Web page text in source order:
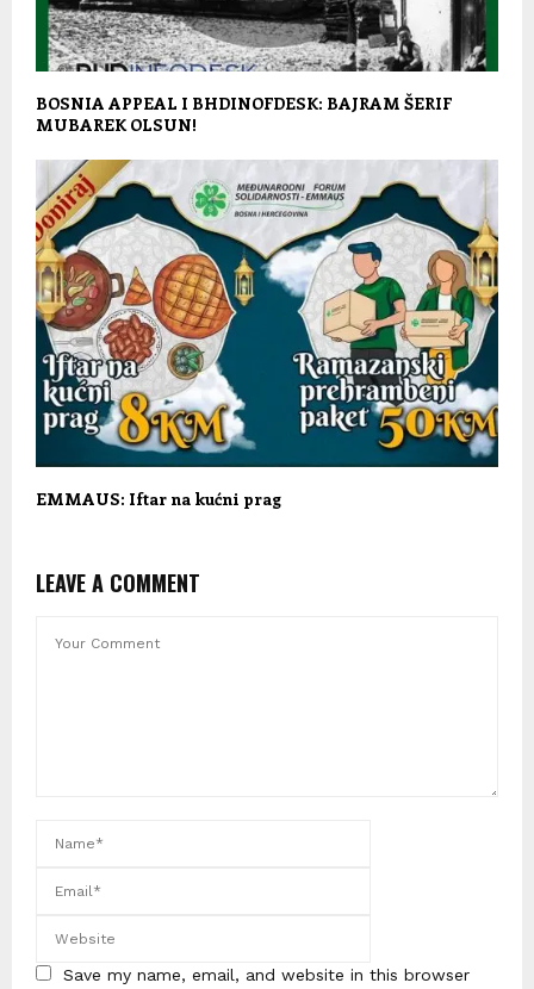
BOSNIA APPEAL I BHDINOFDESK: BAJRAM ŠERIF
MUBAREK OLSUN!
EMMAUS: Iftar na kućni prag
LEAVE A COMMENT
Save my name, email, and website in this browser